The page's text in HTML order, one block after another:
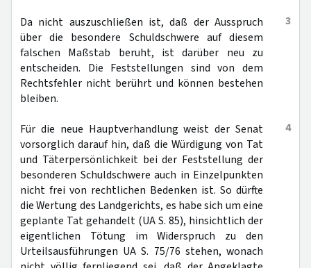
3
Da nicht auszuschließen ist, daß der Ausspruch
über die besondere Schuldschwere auf diesem
falschen Maßstab beruht, ist darüber neu zu
entscheiden. Die Feststellungen sind von dem
Rechtsfehler nicht berührt und können bestehen
bleiben.
4
Für die neue Hauptverhandlung weist der Senat
vorsorglich darauf hin, daß die Würdigung von Tat
und Täterpersönlichkeit bei der Feststellung der
besonderen Schuldschwere auch in Einzelpunkten
nicht frei von rechtlichen Bedenken ist. So dürfte
die Wertung des Landgerichts, es habe sich um eine
geplante Tat gehandelt (UA S. 85), hinsichtlich der
eigentlichen Tötung im Widerspruch zu den
Urteilsausführungen UA S. 75/76 stehen, wonach